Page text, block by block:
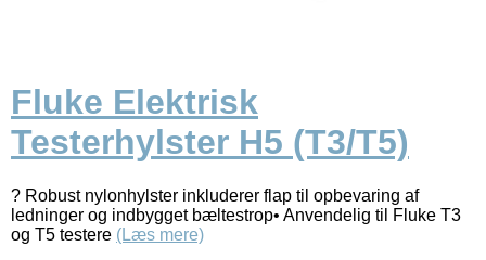
Fluke Elektrisk
Testerhylster H5 (T3/T5)
? Robust nylonhylster inkluderer flap til opbevaring af
ledninger og indbygget bæltestrop• Anvendelig til Fluke T3
og T5 testere (Læs mere)